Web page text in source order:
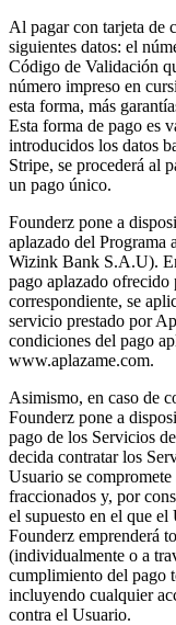
Al pagar con tarjeta de
siguientes datos: el
Código de Validación
número impreso en
esta forma, más
Esta forma de pago es
introducidos los datos
Stripe, se procederá al
un pago único.
Founderz pone a
aplazado del Programa
Wizink Bank S.A.U).
pago aplazado
correspondiente, se
servicio prestado por
condiciones del pago
www.aplazame.com.
Asimismo, en caso de
Founderz pone a
pago de los Servicios
decida contratar los
Usuario se
fraccionados y, por
el supuesto en el que
Founderz emprenderá
(individualmente o a
cumplimiento del pago
incluyendo cualquier
contra el Usuario.